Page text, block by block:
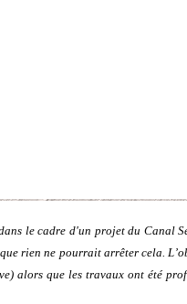
le cadre d'un projet du Canal
rien ne pourrait arrêter cela.
alors que les travaux ont été